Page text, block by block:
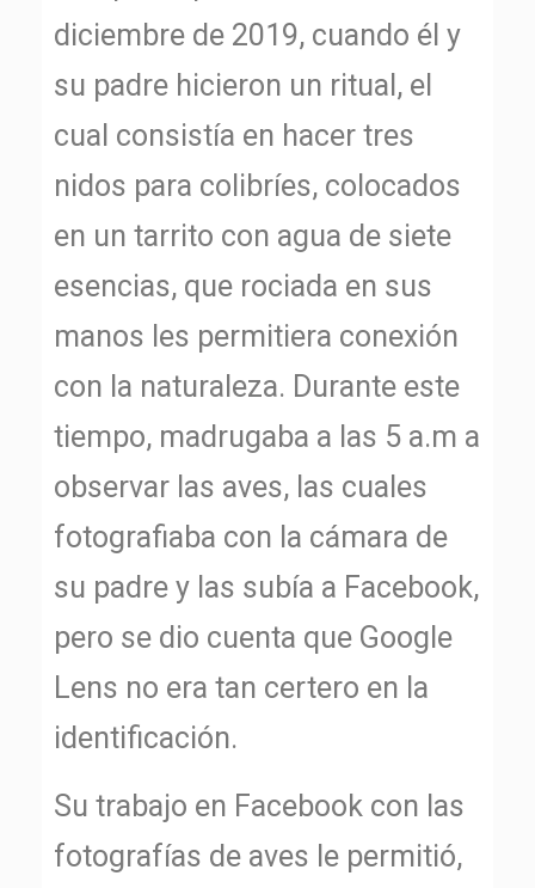
diciembre de 2019, cuando él y
su padre hicieron un ritual, el
cual consistía en hacer tres
nidos para colibríes, colocados
en un tarrito con agua de siete
esencias, que rociada en sus
manos les permitiera conexión
con la naturaleza. Durante este
tiempo, madrugaba a las 5 a.m a
observar las aves, las cuales
fotografiaba con la cámara de
su padre y las subía a Facebook,
pero se dio cuenta que Google
Lens no era tan certero en la
identificación.
Su trabajo en Facebook con las
fotografías de aves le permitió,